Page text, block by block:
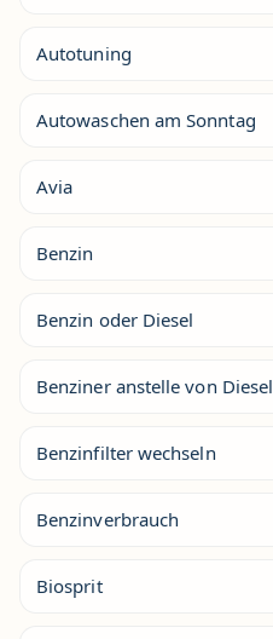
Autotuning
Autowaschen am Sonntag
Avia
Benzin
Benzin oder Diesel
Benziner anstelle von Diesel
Benzinfilter wechseln
Benzinverbrauch
Biosprit